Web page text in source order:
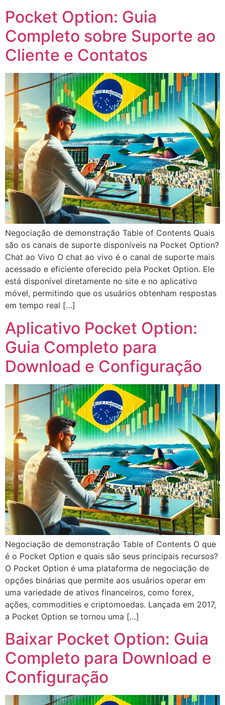
Pocket Option: Guia
Completo sobre Suporte ao
Cliente e Contatos
Negociação de demonstração Table of Contents Quais
são os canais de suporte disponíveis na Pocket Option?
Chat ao Vivo O chat ao vivo é o canal de suporte mais
acessado e eficiente oferecido pela Pocket Option. Ele
está disponível diretamente no site e no aplicativo
móvel, permitindo que os usuários obtenham respostas
em tempo real […]
Aplicativo Pocket Option:
Guia Completo para
Download e Configuração
Negociação de demonstração Table of Contents O que
é o Pocket Option e quais são seus principais recursos?
O Pocket Option é uma plataforma de negociação de
opções binárias que permite aos usuários operar em
uma variedade de ativos financeiros, como forex,
ações, commodities e criptomoedas. Lançada em 2017,
a Pocket Option se tornou uma […]
Baixar Pocket Option: Guia
Completo para Download e
Configuração